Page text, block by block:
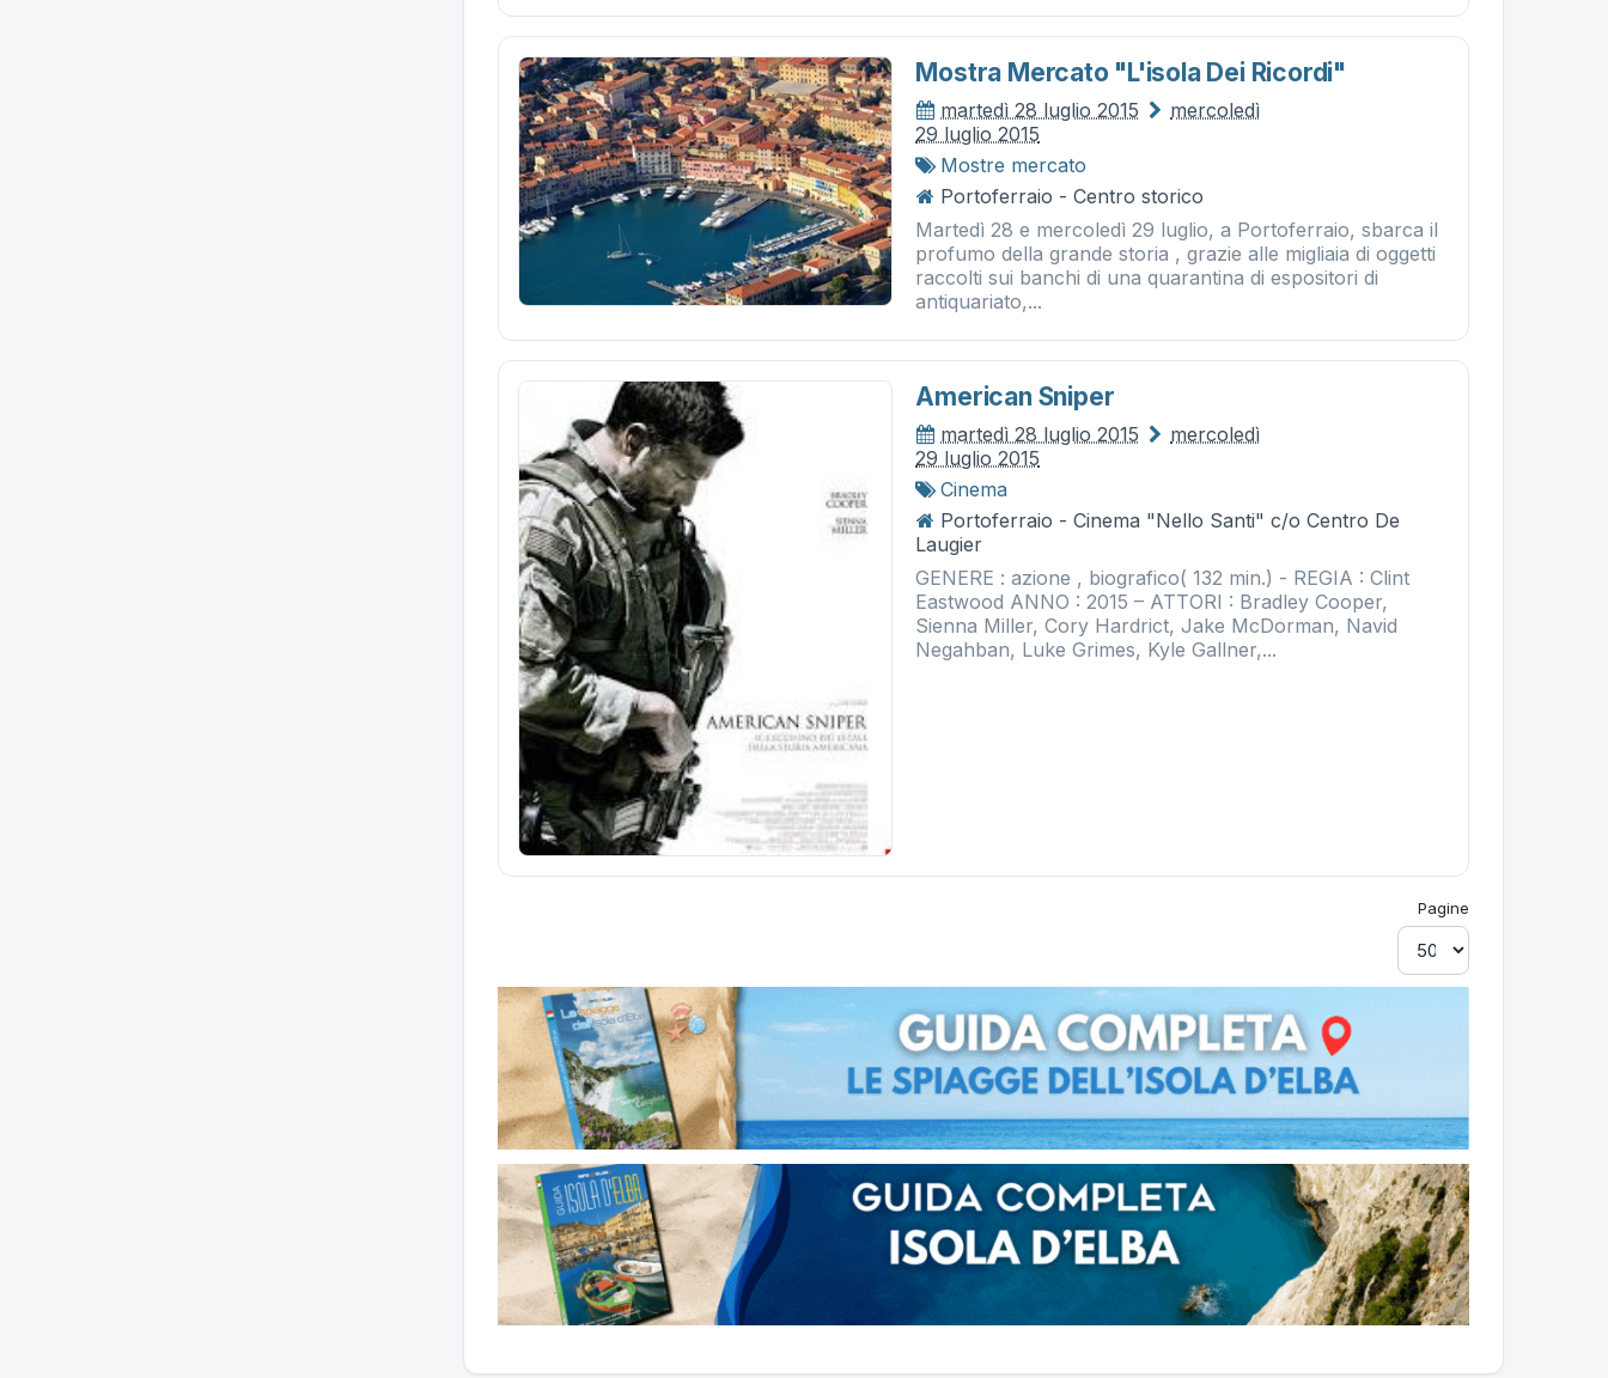
Mostra Mercato "l'isola Dei Ricordi"
martedì 28 luglio 2015
mercoledì
29 luglio 2015
Mostre mercato
Portoferraio - Centro storico
Martedì 28 e mercoledì 29 luglio, a Portoferraio, sbarca il
profumo della grande storia , grazie alle migliaia di oggetti
raccolti sui banchi di una quarantina di espositori di
antiquariato,...
American Sniper
martedì 28 luglio 2015
mercoledì
29 luglio 2015
Cinema
Portoferraio - Cinema "Nello Santi" c/o Centro De
Laugier
GENERE : azione , biografico( 132 min.) - REGIA : Clint
Eastwood ANNO : 2015 – ATTORI : Bradley Cooper,
Sienna Miller, Cory Hardrict, Jake McDorman, Navid
Negahban, Luke Grimes, Kyle Gallner,...
Pagine